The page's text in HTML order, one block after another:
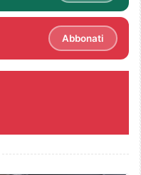
Abbonati